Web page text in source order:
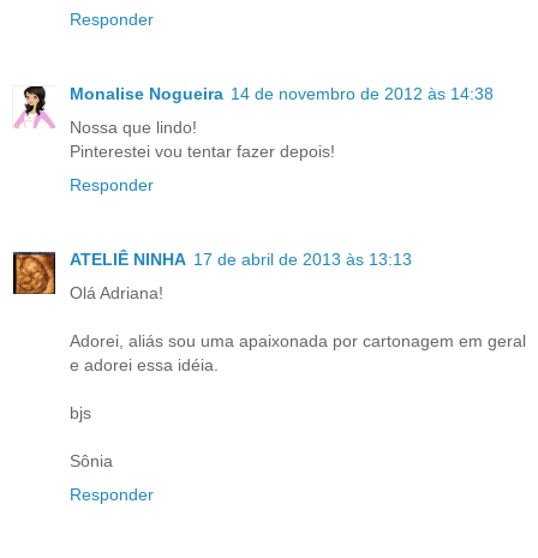
Responder
Monalise Nogueira 14 de novembro de 2012 às 14:38
Nossa que lindo!
Pinterestei vou tentar fazer depois!
Responder
ATELIÊ NINHA 17 de abril de 2013 às 13:13
Olá Adriana!
Adorei, aliás sou uma apaixonada por cartonagem em geral
e adorei essa idéia.
bjs
Sônia
Responder